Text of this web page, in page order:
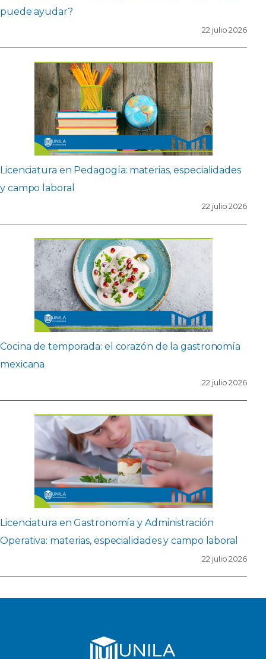
puede ayudar?
22 julio 2026
Licenciatura en Pedagogía: materias, especialidades
y campo laboral
22 julio 2026
Cocina de temporada: el corazón de la gastronomía
mexicana
22 julio 2026
Licenciatura en Gastronomía y Administración
Operativa: materias, especialidades y campo laboral
22 julio 2026